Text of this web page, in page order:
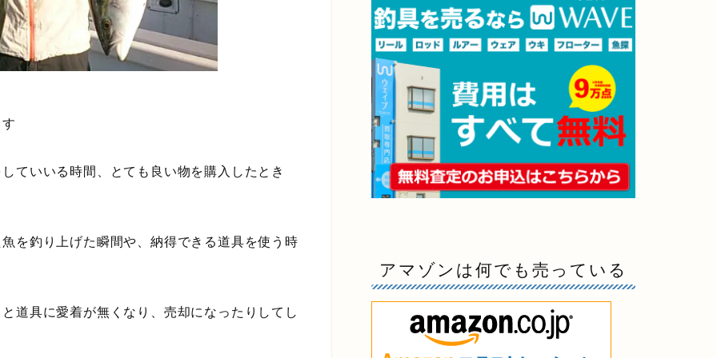
ていいる時間、とても良い物を購入したとき
を釣り上げた瞬間や、納得できる道具を使う時
道具に愛着が無くなり、売却になったりしてし
アマゾンは何でも売っている